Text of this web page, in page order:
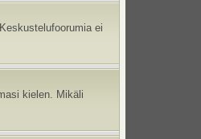
ei
kielen. Mikäli